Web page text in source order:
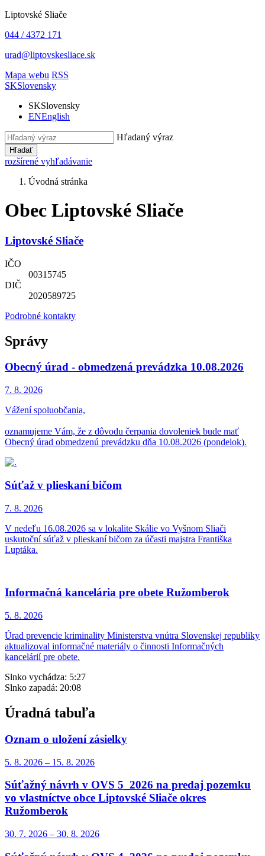
Liptovské Sliače
044 / 4372 171
urad@liptovskesliace.sk
Mapa webu RSS
SKSlovensky
SKSlovensky
ENEnglish
Hľadaný výraz
Hľadať
rozšírené vyhľadávanie
Úvodná stránka
Obec Liptovské Sliače
Liptovské Sliače
IČO
00315745
DIČ
2020589725
Podrobné kontakty
Správy
Obecný úrad - obmedzená prevádzka 10.08.2026
7. 8. 2026
Vážení spoluobčania,
oznamujeme Vám, že z dôvodu čerpania dovoleniek bude mať
Obecný úrad obmedzenú prevádzku dňa 10.08.2026 (pondelok).
Súťaž v plieskaní bičom
7. 8. 2026
V nedeľu 16.08.2026 sa v lokalite Skálie vo Vyšnom Sliači
uskutoční súťaž v plieskaní bičom za účasti majstra Františka
Luptáka.
Informačná kancelária pre obete Ružomberok
5. 8. 2026
Úrad prevencie kriminality Ministerstva vnútra Slovenskej republiky
aktualizoval informačné materiály o činnosti Informačných
kancelárií pre obete.
Slnko vychádza: 5:27
Slnko zapadá: 20:08
Úradná tabuľa
Oznam o uložení zásielky
5. 8. 2026 – 15. 8. 2026
Súťažný návrh v OVS 5_2026 na predaj pozemku
vo vlastníctve obce Liptovské Sliače okres
Ružomberok
30. 7. 2026 – 30. 8. 2026